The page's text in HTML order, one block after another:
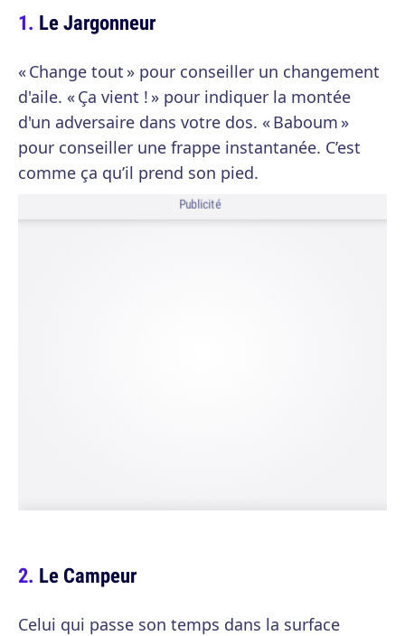
Le Jargonneur
« Change tout » pour conseiller un changement
d'aile. « Ça vient ! » pour indiquer la montée
d'un adversaire dans votre dos. « Baboum »
pour conseiller une frappe instantanée. C’est
comme ça qu’il prend son pied.
Publicité
Le Campeur
Celui qui passe son temps dans la surface